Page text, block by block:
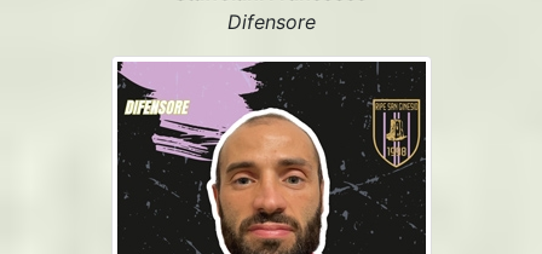
Difensore